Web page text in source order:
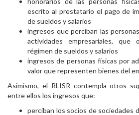
escrito al prestatario el pago de
de sueldos y salarios
ingresos que perciban las
actividades empresariales,
régimen de sueldos y salarios
ingresos de personas físicas por
valor que representen bienes del
Asimismo, el RLISR contempla otros
entre ellos los ingresos que:
perciban los socios de sociedades